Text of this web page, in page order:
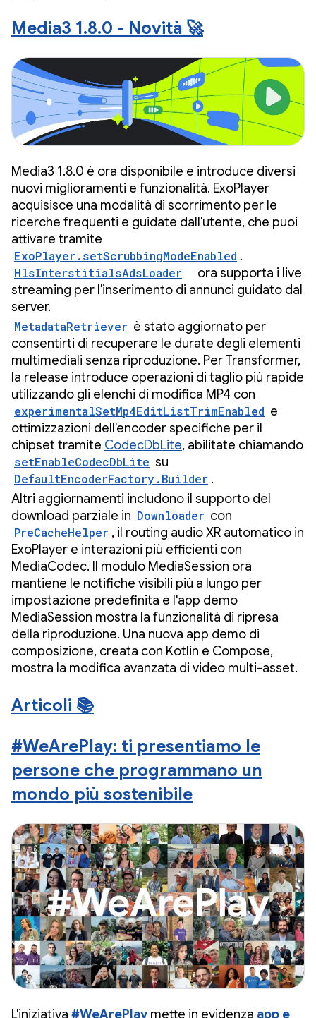
Media3 1.8.0 - Novità 🚀
Media3 1.8.0 è ora disponibile e introduce diversi
nuovi miglioramenti e funzionalità. ExoPlayer
acquisisce una modalità di scorrimento per le
ricerche frequenti e guidate dall'utente, che puoi
attivare tramite
ExoPlayer.setScrubbingModeEnabled .
HlsInterstitialsAdsLoader
ora supporta i live
streaming per l'inserimento di annunci guidato dal
server.
MetadataRetriever è stato aggiornato per
consentirti di recuperare le durate degli elementi
multimediali senza riproduzione. Per Transformer,
la release introduce operazioni di taglio più rapide
utilizzando gli elenchi di modifica MP4 con
experimentalSetMp4EditListTrimEnabled e
ottimizzazioni dell'encoder specifiche per il
chipset tramite CodecDbLite, abilitate chiamando
setEnableCodecDbLite su
DefaultEncoderFactory.Builder .
Altri aggiornamenti includono il supporto del
download parziale in Downloader con
PreCacheHelper , il routing audio XR automatico in
ExoPlayer e interazioni più efficienti con
MediaCodec. Il modulo MediaSession ora
mantiene le notifiche visibili più a lungo per
impostazione predefinita e l'app demo
MediaSession mostra la funzionalità di ripresa
della riproduzione. Una nuova app demo di
composizione, creata con Kotlin e Compose,
mostra la modifica avanzata di video multi-asset.
Articoli 📚
#WeArePlay: ti presentiamo le
persone che programmano un
mondo più sostenibile
L'iniziativa #WeArePlay mette in evidenza app e